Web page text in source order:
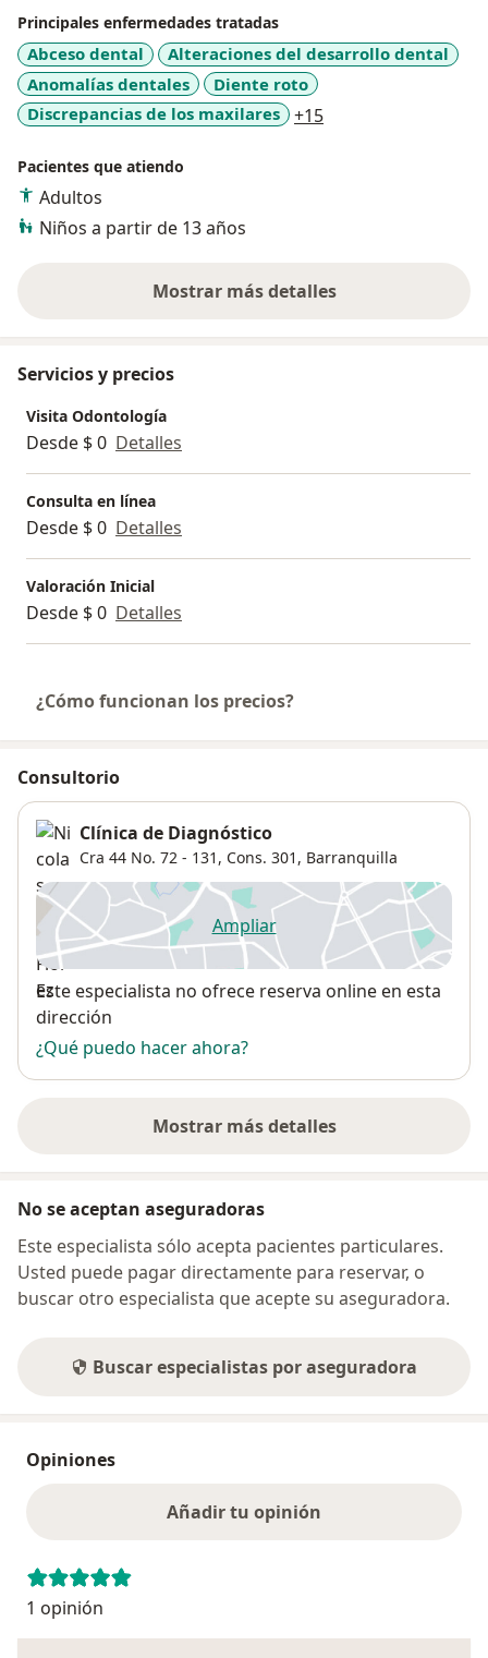
Principales enfermedades tratadas
Abceso dental
Alteraciones del desarrollo dental
Anomalías dentales
Diente roto
Discrepancias de los maxilares
+15
Pacientes que atiendo
Adultos
Niños a partir de 13 años
Mostrar más detalles
sobre la experiencia
Servicios y precios
Visita Odontología
Desde $ 0 Detalles
Consulta en línea
Desde $ 0 Detalles
Valoración Inicial
Desde $ 0 Detalles
¿Cómo funcionan los precios?
Consultorio
Clínica de Diagnóstico
Cra 44 No. 72 - 131, Cons. 301, Barranquilla
Ampliarse abre en una nueva
Disponibilidad
Este especialista no ofrece reserva online en esta
dirección
¿Qué puedo hacer ahora?
Mostrar más detalles
sobre la dirección
No se aceptan aseguradoras
Este especialista sólo acepta pacientes particulares.
Usted puede pagar directamente para reservar, o
buscar otro especialista que acepte su aseguradora.
Buscar especialistas por aseguradora
Opiniones
Añadir tu opinión
1 opinión